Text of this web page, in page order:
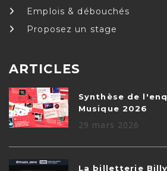
Emplois & débouchés
Proposez un stage
ARTICLES
Synthèse de
Musique 2026
29 mars 2026
La billetterie